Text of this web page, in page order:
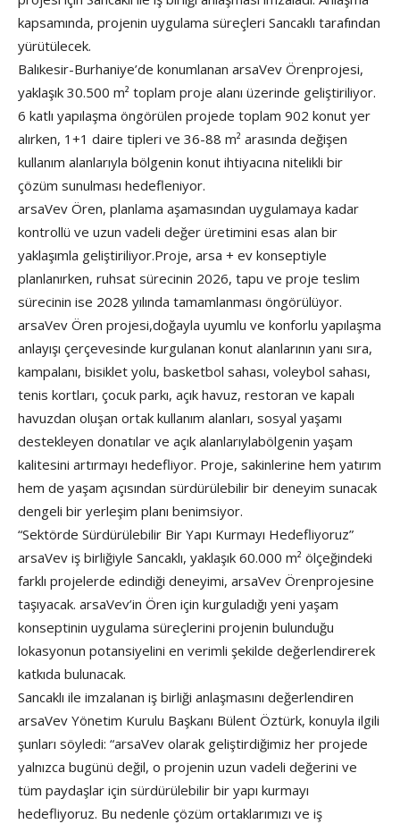
kapsamında, projenin uygulama süreçleri Sancaklı tarafından
yürütülecek.
Balıkesir-Burhaniye’de konumlanan arsaVev Örenprojesi,
yaklaşık 30.500 m² toplam proje alanı üzerinde geliştiriliyor.
6 katlı yapılaşma öngörülen projede toplam 902 konut yer
alırken, 1+1 daire tipleri ve 36-88 m² arasında değişen
kullanım alanlarıyla bölgenin konut ihtiyacına nitelikli bir
çözüm sunulması hedefleniyor.
arsaVev Ören, planlama aşamasından uygulamaya kadar
kontrollü ve uzun vadeli değer üretimini esas alan bir
yaklaşımla geliştiriliyor.Proje, arsa + ev konseptiyle
planlanırken, ruhsat sürecinin 2026, tapu ve proje teslim
sürecinin ise 2028 yılında tamamlanması öngörülüyor.
arsaVev Ören projesi,doğayla uyumlu ve konforlu yapılaşma
anlayışı çerçevesinde kurgulanan konut alanlarının yanı sıra,
kampalanı, bisiklet yolu, basketbol sahası, voleybol sahası,
tenis kortları, çocuk parkı, açık havuz, restoran ve kapalı
havuzdan oluşan ortak kullanım alanları, sosyal yaşamı
destekleyen donatılar ve açık alanlarıylabölgenin yaşam
kalitesini artırmayı hedefliyor. Proje, sakinlerine hem yatırım
hem de yaşam açısından sürdürülebilir bir deneyim sunacak
dengeli bir yerleşim planı benimsiyor.
“Sektörde Sürdürülebilir Bir Yapı Kurmayı Hedefliyoruz”
arsaVev iş birliğiyle Sancaklı, yaklaşık 60.000 m² ölçeğindeki
farklı projelerde edindiği deneyimi, arsaVev Örenprojesine
taşıyacak. arsaVev’in Ören için kurguladığı yeni yaşam
konseptinin uygulama süreçlerini projenin bulunduğu
lokasyonun potansiyelini en verimli şekilde değerlendirerek
katkıda bulunacak.
Sancaklı ile imzalanan iş birliği anlaşmasını değerlendiren
arsaVev Yönetim Kurulu Başkanı Bülent Öztürk, konuyla ilgili
şunları söyledi: “arsaVev olarak geliştirdiğimiz her projede
yalnızca bugünü değil, o projenin uzun vadeli değerini ve
tüm paydaşlar için sürdürülebilir bir yapı kurmayı
hedefliyoruz. Bu nedenle çözüm ortaklarımızı ve iş